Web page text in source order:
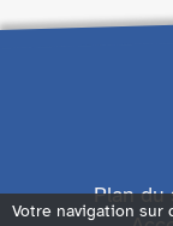
Plan du
Votre navigation sur